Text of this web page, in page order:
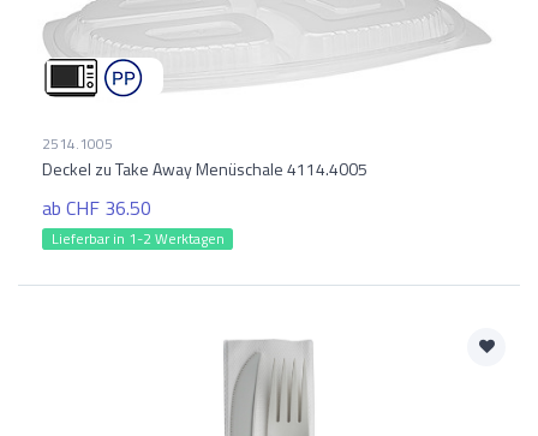
2514.1005
Deckel zu Take Away Menüschale 4114.4005
ab CHF 36.50
Lieferbar in 1-2 Werktagen